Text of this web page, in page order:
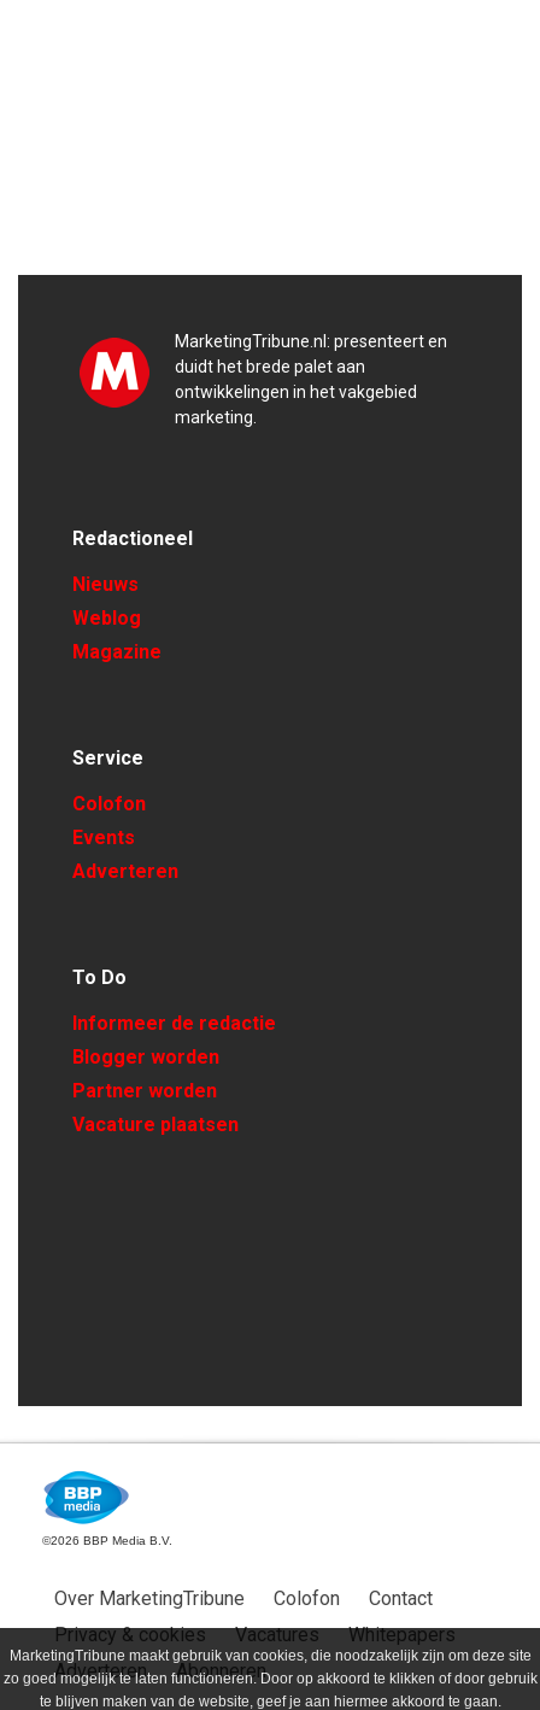
MarketingTribune maakt gebruik van cookies, die noodzakelijk zijn om deze site
zo goed mogelijk te laten functioneren. Door op akkoord te klikken of door gebruik
te blijven maken van de website, geef je aan hiermee akkoord te gaan.
MarketingTribune.nl: presenteert en
duidt het brede palet aan
ontwikkelingen in het vakgebied
marketing.
Redactioneel
Nieuws
Weblog
Magazine
Service
Colofon
Events
Adverteren
To Do
Informeer de redactie
Blogger worden
Partner worden
Vacature plaatsen
©2026 BBP Media B.V.
Over MarketingTribune Colofon
Contact
Privacy & cookies
Vacatures
Whitepapers
Adverteren
Abonneren